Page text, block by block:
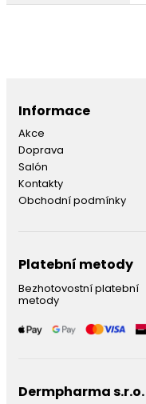
Informace
Akce
Doprava
Salón
Kontakty
Obchodní podmínky
Platební metody
Bezhotovostní platební
metody
Dermpharma s.r.o.